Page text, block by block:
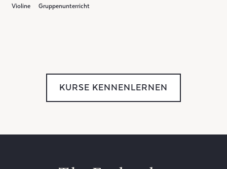
Violine Gruppenunterricht
KURSE KENNENLERNEN